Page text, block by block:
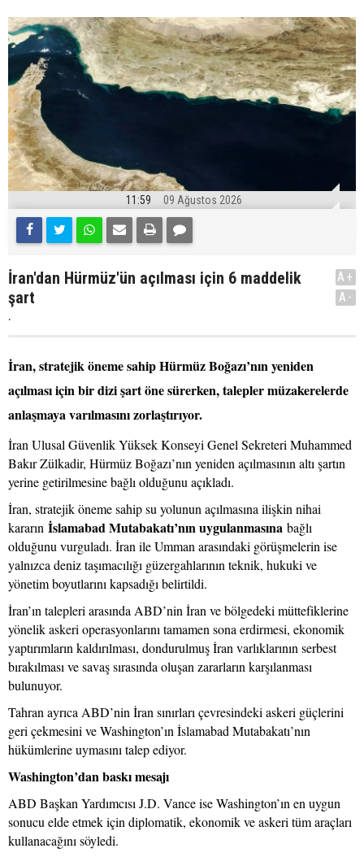
11:59 09 Ağustos 2026
İran'dan Hürmüz'ün açılması için 6 maddelik
şart
.
A+
A-
İran, stratejik öneme sahip Hürmüz Boğazı’nın yeniden
açılması için bir dizi şart öne sürerken, talepler müzakerelerde
anlaşmaya varılmasını zorlaştırıyor.
İran Ulusal Güvenlik Yüksek Konseyi Genel Sekreteri Muhammed
Bakır Zülkadir, Hürmüz Boğazı’nın yeniden açılmasının altı şartın
yerine getirilmesine bağlı olduğunu açıkladı.
İran, stratejik öneme sahip su yolunun açılmasına ilişkin nihai
kararın İslamabad Mutabakatı’nın uygulanmasına bağlı
olduğunu vurguladı. İran ile Umman arasındaki görüşmelerin ise
yalnızca deniz taşımacılığı güzergahlarının teknik, hukuki ve
yönetim boyutlarını kapsadığı belirtildi.
İran’ın talepleri arasında ABD’nin İran ve bölgedeki müttefiklerine
yönelik askeri operasyonlarını tamamen sona erdirmesi, ekonomik
yaptırımların kaldırılması, dondurulmuş İran varlıklarının serbest
bırakılması ve savaş sırasında oluşan zararların karşılanması
bulunuyor.
Tahran ayrıca ABD’nin İran sınırları çevresindeki askeri güçlerini
geri çekmesini ve Washington’ın İslamabad Mutabakatı’nın
hükümlerine uymasını talep ediyor.
Washington’dan baskı mesajı
ABD Başkan Yardımcısı J.D. Vance ise Washington’ın en uygun
sonucu elde etmek için diplomatik, ekonomik ve askeri tüm araçları
kullanacağını söyledi.